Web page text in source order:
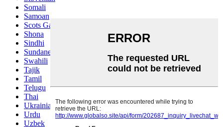
Somali
Samoan
Scots Gaelic
Shona
Sindhi
Sundanese
Swahili
Tajik
Tamil
Telugu
Thai
Ukrainian
Urdu
Uzbek